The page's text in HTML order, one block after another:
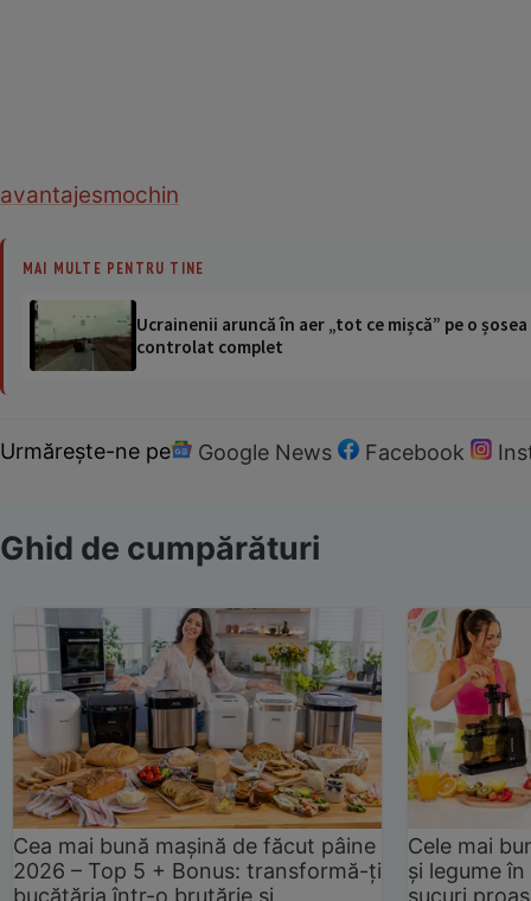
avantajesmochin
MAI MULTE PENTRU TINE
Ucrainenii aruncă în aer „tot ce mișcă” pe o
controlat complet
Urmărește-ne pe Google News Facebook
Ghid de cumpărături
Cea mai bună mașină de făcut pâine
2026 – Top 5 + Bonus: transformă-ți
bucătăria într-o brutărie și
Cele mai
și legume
sucuri